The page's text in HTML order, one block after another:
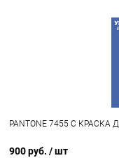
PANTONE 7455 C КРАСКА
900 руб. / шт